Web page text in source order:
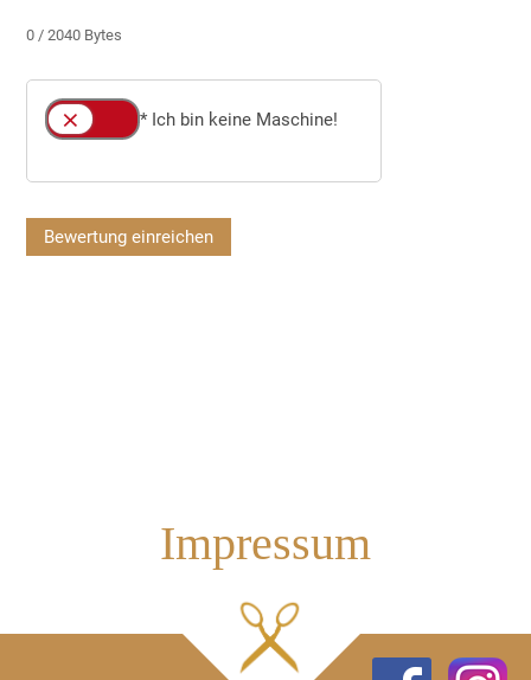
0 / 2040 Bytes
* Ich bin keine Maschine!
Bewertung einreichen
Impressum